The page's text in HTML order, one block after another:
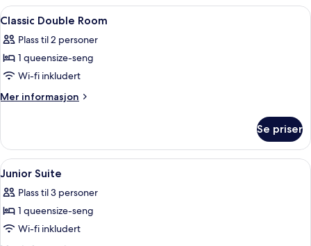
Åpne
alle
bildene
av
Classic
Double
1 soverom, sengetøy av topp
1
Classic Double Room
Plass til 2 personer
1 queensize-seng
Wi-fi inkludert
Mer informasjon
Mer
Double
Room
Se priser
Åpne
alle
bildene
av
Junior
1 soverom, sengetøy av topp
3
Junior Suite
Plass til 3 personer
1 queensize-seng
Wi-fi inkludert